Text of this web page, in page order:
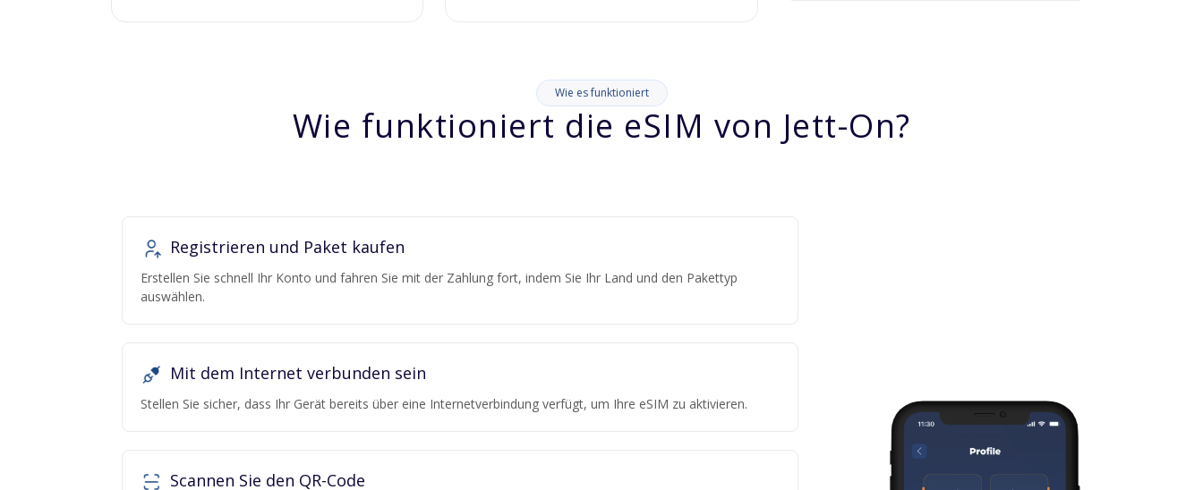
Wie es funktioniert
Wie funktioniert die eSIM von Jett-On?
Registrieren und Paket kaufen
Erstellen Sie schnell Ihr Konto und fahren Sie mit der Zahlung fort, indem Sie Ihr Land und den Pakettyp
auswählen.
Mit dem Internet verbunden sein
Stellen Sie sicher, dass Ihr Gerät bereits über eine Internetverbindung verfügt, um Ihre eSIM zu aktivieren.
Scannen Sie den QR-Code